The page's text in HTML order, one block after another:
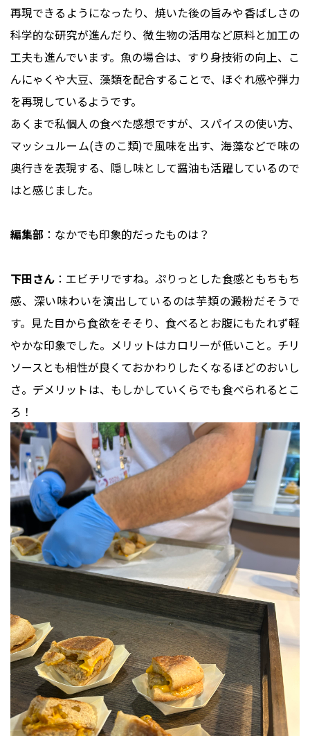
再現できるようになったり、焼いた後の旨みや香ばしさの
科学的な研究が進んだり、微生物の活用など原料と加工の
工夫も進んでいます。魚の場合は、すり身技術の向上、こ
んにゃくや大豆、藻類を配合することで、ほぐれ感や弾力
を再現しているようです。
あくまで私個人の食べた感想ですが、スパイスの使い方、
マッシュルーム(きのこ類)で風味を出す、海藻などで味の
奥行きを表現する、隠し味として醤油も活躍しているので
はと感じました。
編集部 ：なかでも印象的だったものは？
下田さん ：エビチリですね。ぷりっとした食感ともちもち
感、深い味わいを演出しているのは芋類の澱粉だそうで
す。見た目から食欲をそそり、食べるとお腹にもたれず軽
やかな印象でした。メリットはカロリーが低いこと。チリ
ソースとも相性が良くておかわりしたくなるほどのおいし
さ。デメリットは、もしかしていくらでも食べられるとこ
ろ！